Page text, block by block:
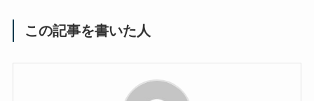
この記事を書いた人